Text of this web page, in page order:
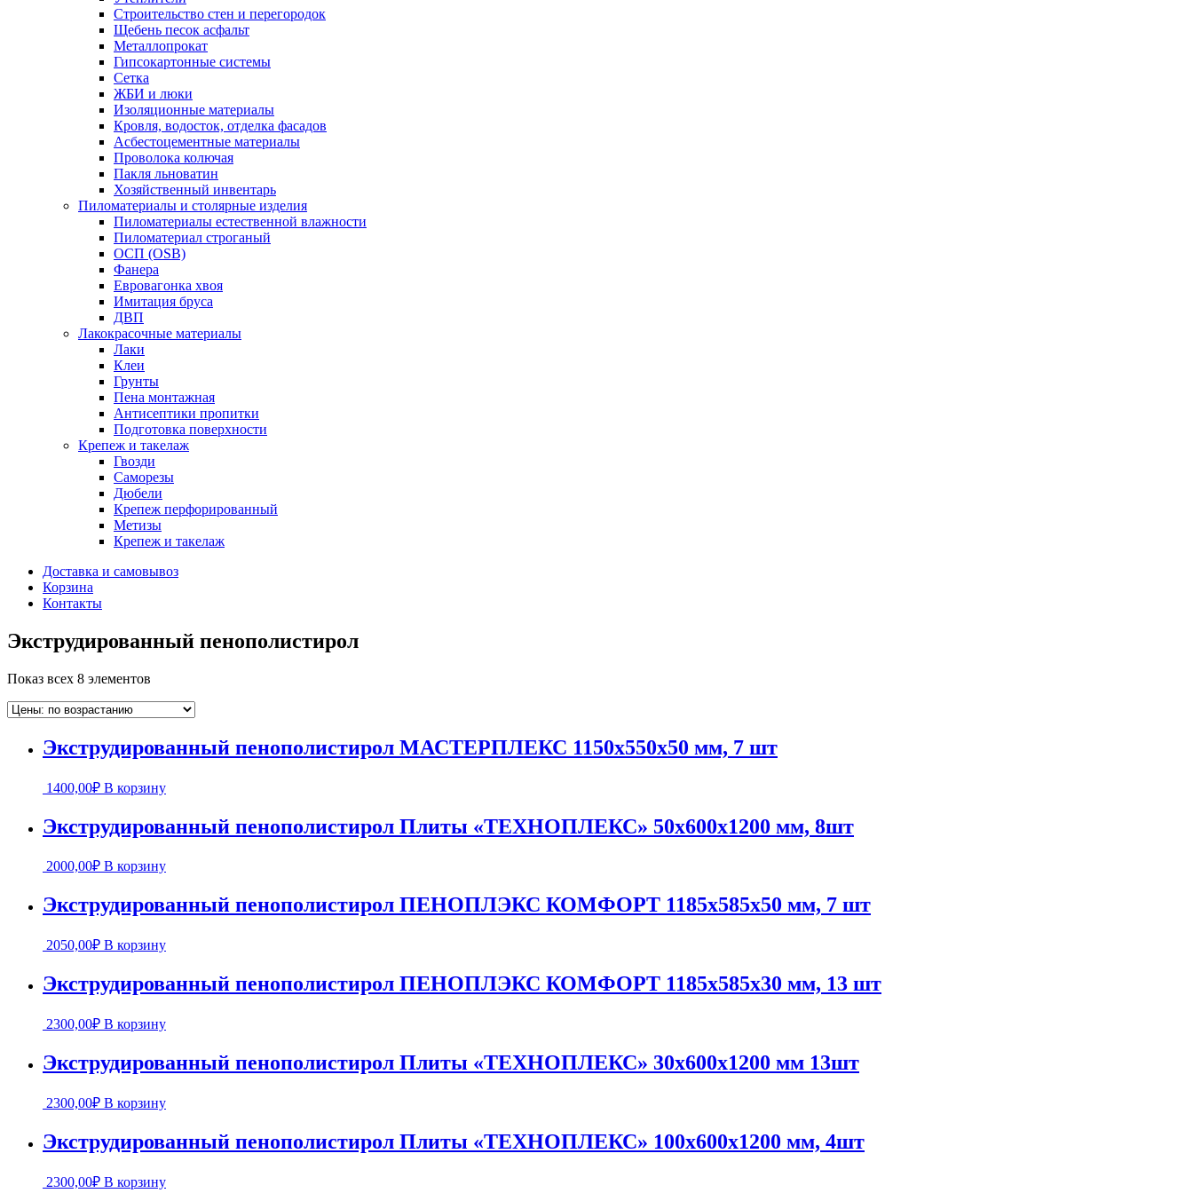
Строительство стен и перегородок
Щебень песок асфальт
Металлопрокат
Гипсокартонные системы
Сетка
ЖБИ и люки
Изоляционные материалы
Кровля, водосток, отделка фасадов
Асбестоцементные материалы
Проволока колючая
Пакля льноватин
Хозяйственный инвентарь
Пиломатериалы и столярные изделия
Пиломатериалы естественной влажности
Пиломатериал строганый
ОСП (OSB)
Фанера
Евровагонка хвоя
Имитация бруса
ДВП
Лакокрасочные материалы
Лаки
Клеи
Грунты
Пена монтажная
Антисептики пропитки
Подготовка поверхности
Крепеж и такелаж
Гвозди
Саморезы
Дюбели
Крепеж перфорированный
Метизы
Крепеж и такелаж
Доставка и самовывоз
Корзина
Контакты
Экструдированный пенополистирол
Показ всех 8 элементов
Экструдированный пенополистирол МАСТЕРПЛЕКС 1150х550х50 мм, 7 шт
1400,00₽ В корзину
Экструдированный пенополистирол Плиты «ТЕХНОПЛЕКС» 50х600х1200 мм, 8шт
2000,00₽ В корзину
Экструдированный пенополистирол ПЕНОПЛЭКС КОМФОРТ 1185х585х50 мм, 7 шт
2050,00₽ В корзину
Экструдированный пенополистирол ПЕНОПЛЭКС КОМФОРТ 1185х585х30 мм, 13 шт
2300,00₽ В корзину
Экструдированный пенополистирол Плиты «ТЕХНОПЛЕКС» 30х600х1200 мм 13шт
2300,00₽ В корзину
Экструдированный пенополистирол Плиты «ТЕХНОПЛЕКС» 100х600х1200 мм, 4шт
2300,00₽ В корзину